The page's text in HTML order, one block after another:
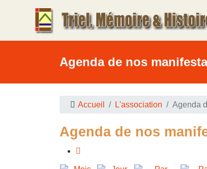
Agenda de nos
Accueil L'association Agenda
Agenda de nos